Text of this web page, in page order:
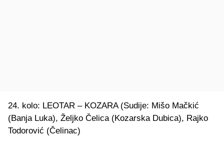
24. kolo: LEOTAR – KOZARA (Sudije: Mišo Mačkić
(Banja Luka), Željko Čelica (Kozarska Dubica), Rajko
Todorović (Čelinac)